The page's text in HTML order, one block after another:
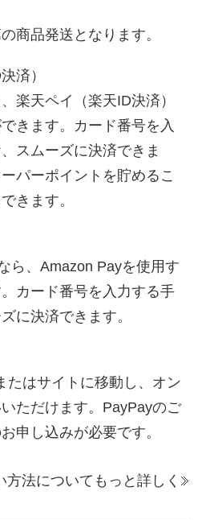
商品発送となります。
済）
楽天ペイ（楽天ID決済）
きます。カード番号を入
スムーズに決済できま
パーポイントを貯めるこ
きます。
ら、Amazon Payを使用す
カード番号を入力する手
に決済できます。
たはサイトに移動し、オン
ただけます。PayPayのご
申し込みが必要です。
方法についてもっと詳しく